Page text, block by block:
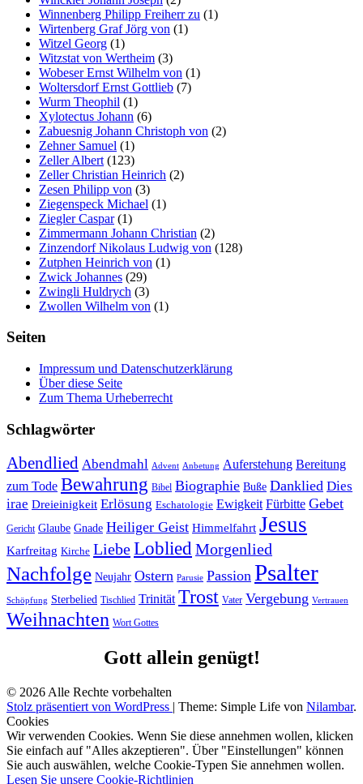
Winnenberg Philipp Freiherr zu (1)
Wirtenberg Graf Jörg von (1)
Witzel Georg (1)
Witzstat von Wertheim (3)
Wobeser Ernst Wilhelm von (1)
Woltersdorf Ernst Gottlieb (7)
Wurm Theophil (1)
Xylotectus Johann (6)
Zabuesnig Johann Christoph von (2)
Zehner Samuel (1)
Zeller Albert (123)
Zeller Christian Heinrich (2)
Zesen Philipp von (3)
Ziegenspeck Michael (1)
Ziegler Caspar(1)
Zimmermann Johann Christian (2)
Zinzendorf Nikolaus Ludwig von (128)
Zutphen Heinrich von (1)
Zwick Johannes (29)
Zwingli Huldrych (3)
Zwollen Wilhelm von (1)
Seiten
Impressum und Datenschutzerklärung
Über diese Seite
Zum Thema Urheberrecht
Schlagwörter
Abendlied Abendmahl Advent Anbetung Auferstehung Bereitung
zum Tode Bewahrung Bibel Biographie Buße Danklied Dies
irae Dreieinigkeit Erlösung Eschatologie Ewigkeit Fürbitte Gebet
Gericht Glaube Gnade Heiliger Geist Himmelfahrt Jesus
Karfreitag Kirche LiebeLobliedMorgenlied
Nachfolge Neujahr Ostern Parusie Passion Psalter
Schöpfung Sterbelied Tischlied Trinität Trost Vater Vergebung Vertrauen
Weihnachten Wort Gottes
Gott allein genügt!
© 2026 Alle Rechte vorbehalten
Stolz präsentiert von WordPress | Theme: Simple Life von Nilambar.
Cookies
Wir verwenden Cookies. Wenn Sie diese annehmen wollen, klicken
Sie einfach auf "Alles akzeptieren". Über "Einstellungen" können
Sie auch auswählen, welche Cookie-Typen Sie annehmen wollen.
Lesen Sie unsere Cookie-Richtlinien